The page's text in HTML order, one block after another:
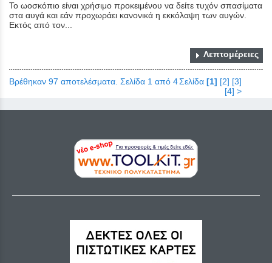
Το ωοσκόπιο είναι χρήσιμο προκειμένου να δείτε τυχόν σπασίματα
στα αυγά και εάν προχωράει κανονικά η εκκόλαψη των αυγών.
Εκτός από τον...
Λεπτομέρειες
Βρέθηκαν 97 αποτελέσματα. Σελίδα 1 από 4Σελίδα [1] [2] [3]
[4] >